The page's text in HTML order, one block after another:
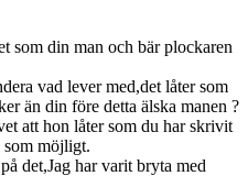
som din man och bär plockaren
vad lever med,det låter som
än din före detta älska manen ?
att hon låter som du har skrivit
möjligt.
det,Jag har varit bryta med